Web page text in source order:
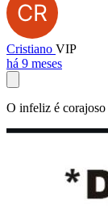
Cristiano VIP
há 9 meses
O infeliz é corajoso